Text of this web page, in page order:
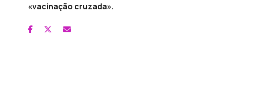
«vacinação cruzada».